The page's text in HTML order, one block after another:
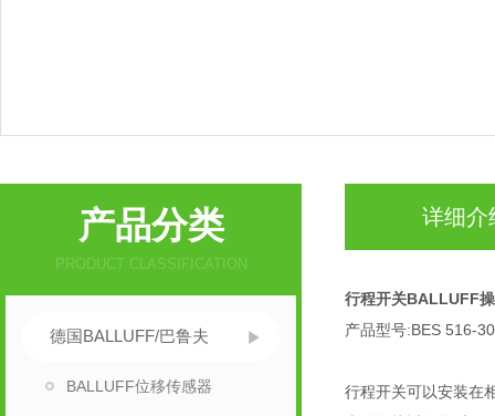
产品分类
PRODUCT CLASSIFICATION
德国BALLUFF/巴鲁夫
BALLUFF位移传感器
详细介
行程开关BALLUFF
产品型号:BES 516-
行程开关可以安装在